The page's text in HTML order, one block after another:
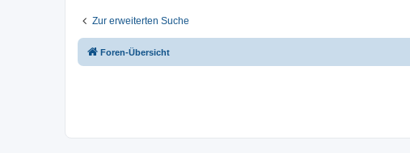
Zur erweiterten Suche
Foren-Übersicht